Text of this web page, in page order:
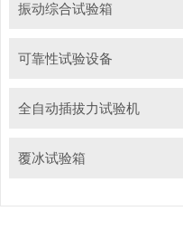
振动综合试验箱
可靠性试验设备
全自动插拔力试验机
覆冰试验箱